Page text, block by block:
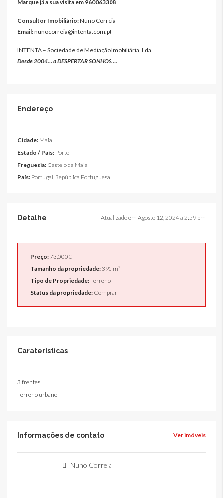
Marque já a sua visita em 960063308
Consultor Imobiliário:Nuno Correia
Email:nunocorreia@intenta.com.pt
INTENTA – Sociedade de Mediação Imobiliária, Lda.
Desde 2004… a DESPERTAR SONHOS….
Endereço
Cidade: Maia
Estado / País: Porto
Freguesia: Castelo da Maia
País: Portugal, República Portuguesa
Detalhe Atualizado em Agosto 12, 2024 a 2:59 pm
Preço: 73,000€
Tamanho da propriedade:390 m²
Tipo de Propriedade:Terreno
Status da propriedade: Comprar
Caraterísticas
3 frentes
Terreno urbano
Informações de contato Ver imóveis
Nuno Correia